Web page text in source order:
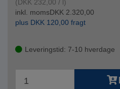
( DKK 232,00 / l)
inkl. momsDKK 2.320,00
plus DKK 120,00 fragt
Leveringstid: 7-10 hverdage